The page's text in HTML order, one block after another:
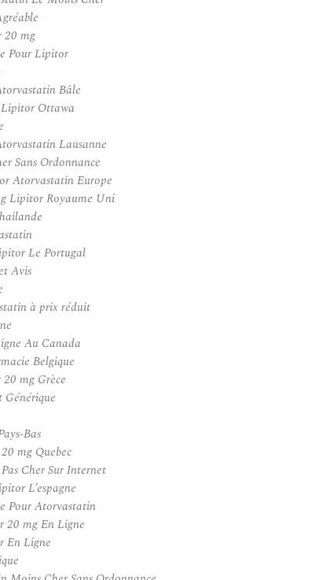
20 mg
Pour Lipitor
Bâle
Lipitor Ottawa
Lausanne
Sans Ordonnance
Atorvastatin Europe
Lipitor Royaume Uni
Le Portugal
Avis
à prix réduit
Au Canada
Belgique
mg Grèce
Bas
mg Quebec
Cher Sur Internet
L’espagne
Pour Atorvastatin
mg En Ligne
En Ligne